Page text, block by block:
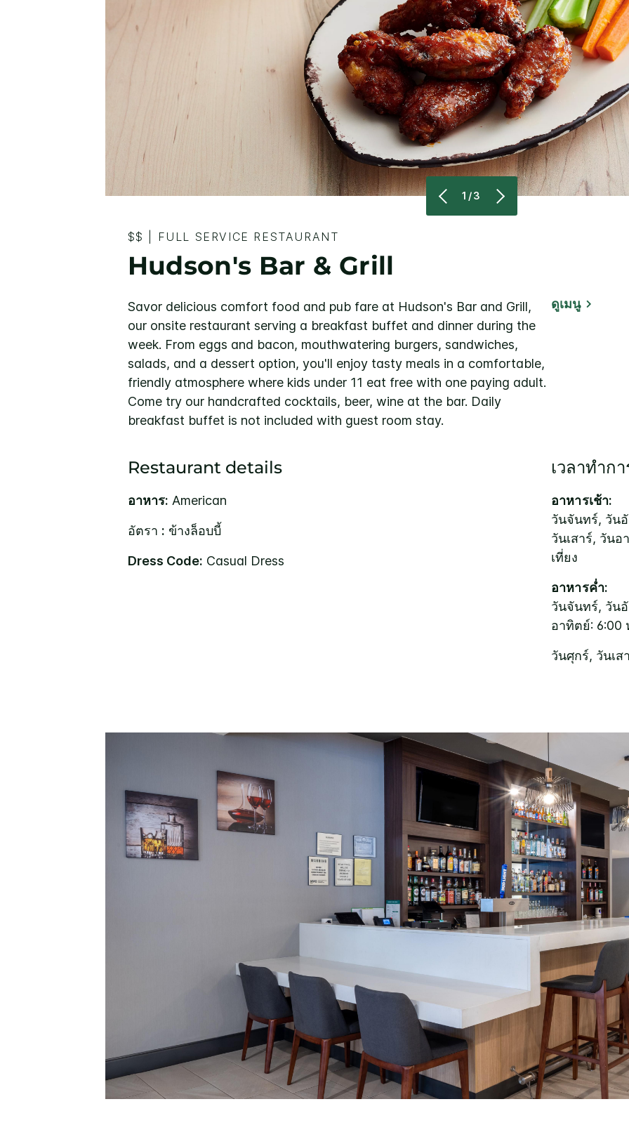
1/3
$$ FULL SERVICE RESTAURANT
Hudson's Bar & Grill
Savor delicious comfort food and pub fare at Hudson's Bar and Grill,
our onsite restaurant serving a breakfast buffet and dinner during the
week. From eggs and bacon, mouthwatering burgers, sandwiches,
salads, and a dessert option, you'll enjoy tasty meals in a comfortable,
friendly atmosphere where kids under 11 eat free with one paying adult.
Come try our handcrafted cocktails, beer, wine at the bar. Daily
breakfast buffet is not included with guest room stay.
ดูเมนู
Restaurant details
อาหาร: American
อัตรา : ข้างล็อบบี้
Dress Code: Casual Dress
เวลาทำกา
อาหารเช้า:
วันจันทร์, วัน
วันเสาร์, วัน
เที่ยง
อาหารค่ำ:
วันจันทร์, วัน
อาทิตย์: 6:00
วันศุกร์, วันเส